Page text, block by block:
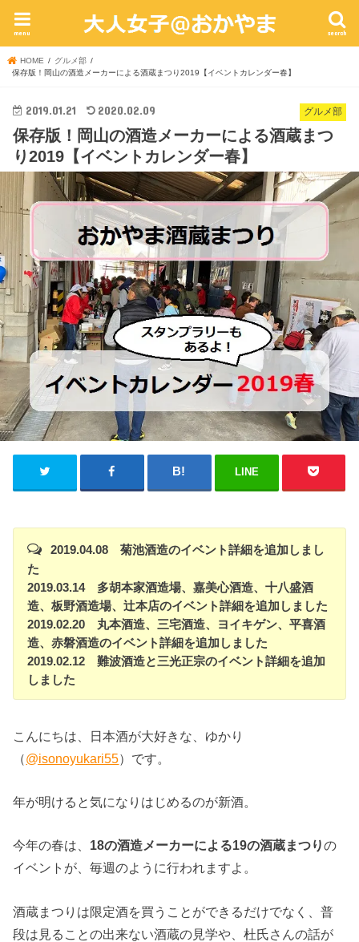
search
menu
HOME
グルメ部
保存版！岡山の酒造メーカーによる酒蔵まつり2019【イベントカレンダー春】
グルメ部
2019.01.21 2020.02.09
保存版！岡山の酒造メーカーによる酒蔵まつ
り2019【イベントカレンダー春】
LINE
2019.04.08 菊池酒造のイベント詳細を追加しまし
た
2019.03.14 多胡本家酒造場、嘉美心酒造、十八盛酒
造、板野酒造場、辻本店のイベント詳細を追加しました
2019.02.20 丸本酒造、三宅酒造、ヨイキゲン、平喜酒
造、赤磐酒造のイベント詳細を追加しました
2019.02.12 難波酒造と三光正宗のイベント詳細を追加
しました
こんにちは、日本酒が大好きな、ゆかり
（@isonoyukari55）です。
年が明けると気になりはじめるのが新酒。
今年の春は、 18の酒造メーカーによる19の酒蔵まつりの
イベントが、毎週のように行われますよ。
酒蔵まつりは限定酒を買うことができるだけでなく、普
段は見ることの出来ない酒蔵の見学や、杜氏さんの話が